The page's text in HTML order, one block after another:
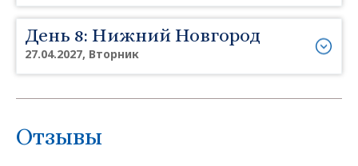
День 8: Нижний Новгород
27.04.2027, Вторник
Отзывы